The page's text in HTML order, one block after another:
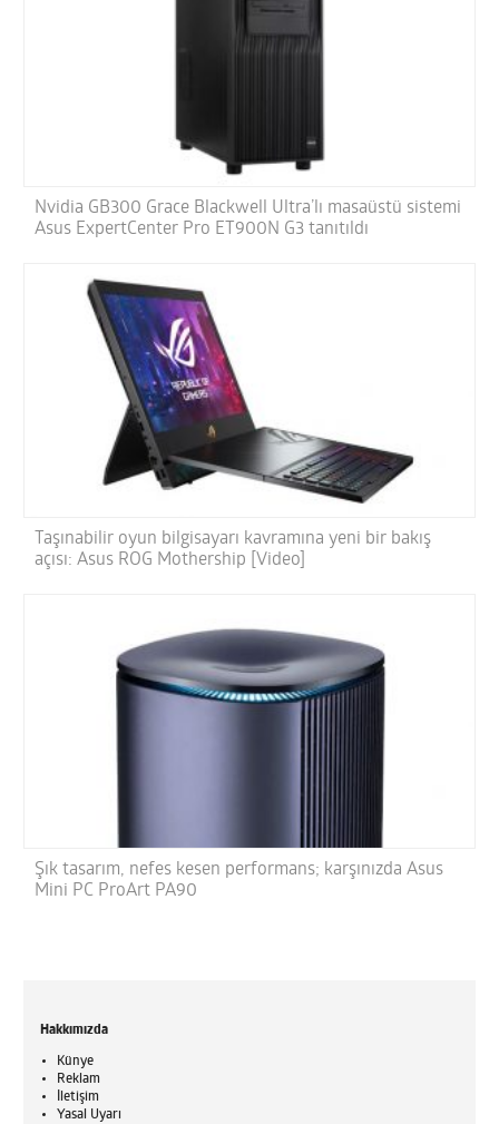
Nvidia GB300 Grace Blackwell Ultra’lı masaüstü sistemi
Asus ExpertCenter Pro ET900N G3 tanıtıldı
Taşınabilir oyun bilgisayarı kavramına yeni bir bakış
açısı: Asus ROG Mothership [Video]
Şık tasarım, nefes kesen performans; karşınızda Asus
Mini PC ProArt PA90
Hakkımızda
Künye
Reklam
İletişim
Yasal Uyarı